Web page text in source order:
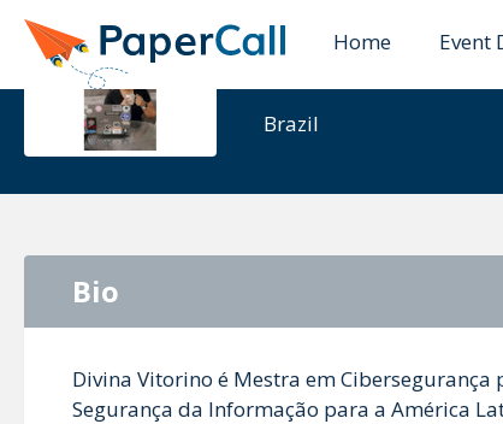
Home Event
Divina
Brazil
Bio
Divina Vitorino é Mestra em Cibersegurança
Segurança da Informação para a América